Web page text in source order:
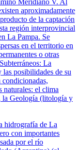
aproximadamente
de la captación
región interprovincial
La Pampa. Se
en el territorio en
o otras
La
las posibilidades de su
condicionadas,
naturales: el clima
la Geología (litología y
hidrografía de La
con importantes
por el río